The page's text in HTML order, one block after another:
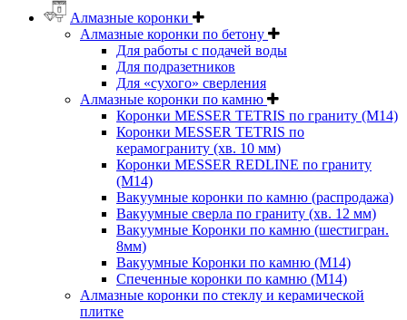
Алмазные коронки
Алмазные коронки по бетону
Для работы с подачей воды
Для подразетников
Для «сухого» сверления
Алмазные коронки по камню
Коронки MESSER TETRIS по граниту (М14)
Коронки MESSER TETRIS по
керамограниту (хв. 10 мм)
Коронки MESSER REDLINE по граниту
(М14)
Вакуумные коронки по камню (распродажа)
Вакуумные сверла по граниту (хв. 12 мм)
Вакуумные Коронки по камню (шестигран.
8мм)
Вакуумные Коронки по камню (M14)
Спеченные коронки по камню (M14)
Алмазные коронки по стеклу и керамической
плитке